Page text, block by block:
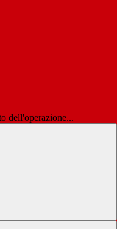
dell'operazione...